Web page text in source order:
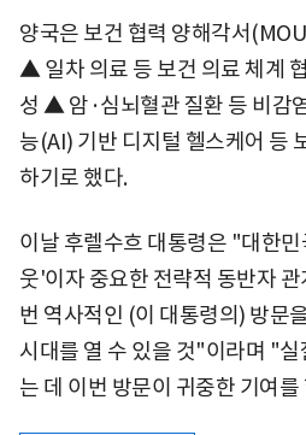
양국은 보건 협력 양해각서
▲ 일차 의료 등 보건 의료 체계
성 ▲ 암·심뇌혈관 질환 등 비감
능(AI) 기반 디지털 헬스케어 등
하기로 했다.
이날 후렐수흐 대통령은 "대한
웃'이자 중요한 전략적 동반자
번 역사적인 (이 대통령의) 방문
시대를 열 수 있을 것"이라며 "
는 데 이번 방문이 귀중한 기여